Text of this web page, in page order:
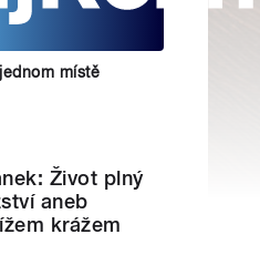
místě
Život plný
aneb
krážem